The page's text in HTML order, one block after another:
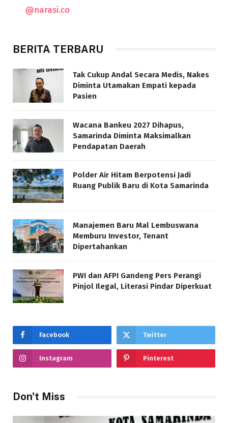
@narasi.co
BERITA TERBARU
Tak Cukup Andal Secara Medis, Nakes
Diminta Utamakan Empati kepada
Pasien
Wacana Bankeu 2027 Dihapus,
Samarinda Diminta Maksimalkan
Pendapatan Daerah
Polder Air Hitam Berpotensi Jadi
Ruang Publik Baru di Kota Samarinda
Manajemen Baru Mal Lembuswana
Memburu Investor, Tenant
Dipertahankan
PWI dan AFPI Gandeng Pers Perangi
Pinjol Ilegal, Literasi Pindar Diperkuat
Facebook Twitter
Instagram Pinterest
Don't Miss